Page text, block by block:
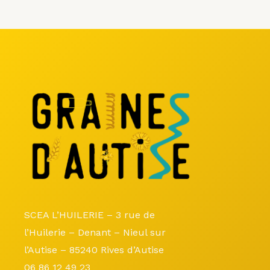
SCEA L’HUILERIE – 3 rue de
l’Huilerie – Denant – Nieul sur
l’Autise – 85240 Rives d’Autise
06 86 12 49 23